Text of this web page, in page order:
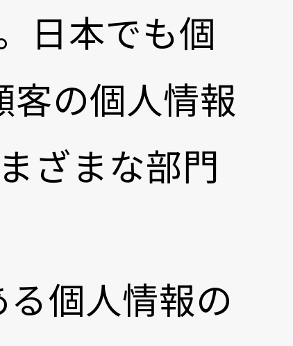
日本でも個
客の個人情報
ざまな部門
個人情報の